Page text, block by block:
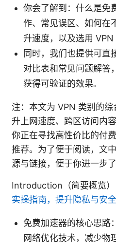
你会了解到：什么是免
作、常见误区、如何在
升速度，以及选用 VPN
同时，我们也提供可直
对比表和常见问题解答
获得可验证的效果。
注：本文为 VPN 类别的
升上网速度、跨区访问内
你正在寻找高性价比的付
推荐。为了便于阅读，文
源与链接，便于你进一步了
Introduction（简要概览）
实操指南，提升隐私与安全
免费加速器的核心思路
网络优化技术，减少物